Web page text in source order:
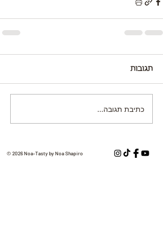
תגובות
כתיבת תגובה...
© 2026 Noa-Tasty by Noa Shapiro